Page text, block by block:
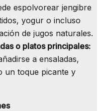
espolvorear jengibre
yogur o incluso
de jugos naturales.
o platos principales:
a ensaladas,
un toque picante y